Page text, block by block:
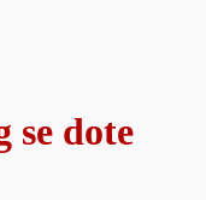
se dote